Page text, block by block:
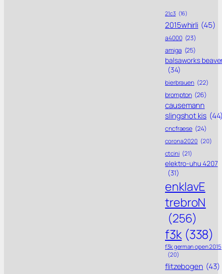
21c3 (16)
2015whirli (45)
a4000 (23)
amiga (25)
balsaworks
(34)
bierbrauen (22)
brompton (26)
causemann
slingshot kis
cncfraese (24)
corona 2020 (20)
ctcini (21)
elektro-uhu 4207
(31)
enklavE
trebroN
(256)
f3k (338)
f3k german open 2015
(20)
flitzebogen (43)